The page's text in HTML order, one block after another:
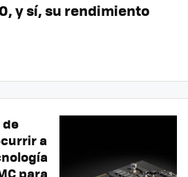
y sí, su rendimiento
de
a
para